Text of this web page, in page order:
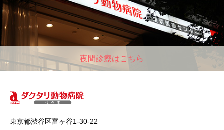
夜間診療はこちら
東京都渋谷区富ヶ谷1-30-22